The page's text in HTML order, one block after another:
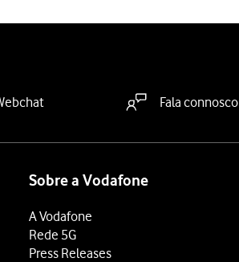
Fala connosco
Sobre a Vodafone
A Vodafone
Rede 5G
Press Releases